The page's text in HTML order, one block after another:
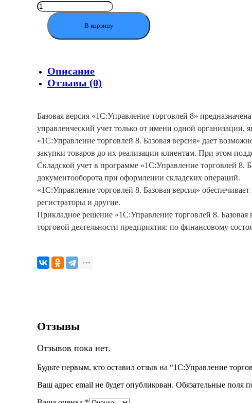
Количество
товара
1С:Управление
торговлей
Электронная
поставка
В корзину
Описание
Отзывы (0)
Базовая версия «1С:Управление торговлей 8»
управленческий учет только от имени одной
«1С:Управление торговлей 8. Базовая версия» дает
закупки товаров до их реализации клиентам. При этом
Складской учет в программе «1С:Управление торговлей 8.
документооборота при оформлении складских операций.
«1С:Управление торговлей 8. Базовая версия»
регистраторы и другие.
Прикладное решение «1С:Управление торговлей 8.
торговой деятельности предприятия: по финансовому
Отзывы
Отзывов пока нет.
Будьте первым, кто оставил отзыв на “1С:Управление
Ваш адрес email не будет опубликован. Обязательные поля